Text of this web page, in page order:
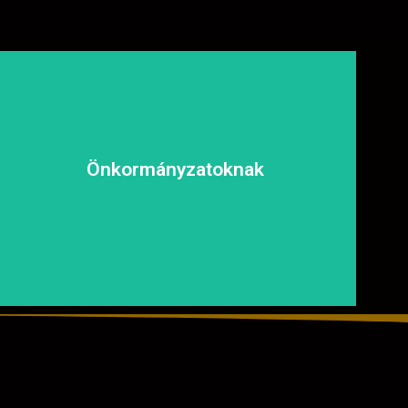
Önkormányzatoknak
tapasztalt csapatunkkal garantáljuk a hosszú távú
és fenntartható megoldásokat, hogy a közösség